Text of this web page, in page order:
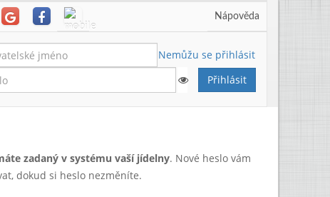
Nápověda
Nemůžu se přihlásit
zadaný v systému vaší jídelny. Nové heslo vám
dokud si heslo nezměníte.